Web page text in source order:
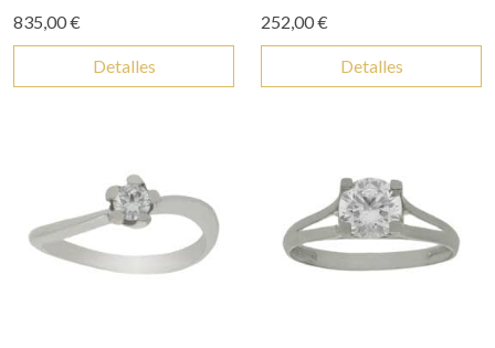
835,00 €
Detalles
252,00 €
Detalles